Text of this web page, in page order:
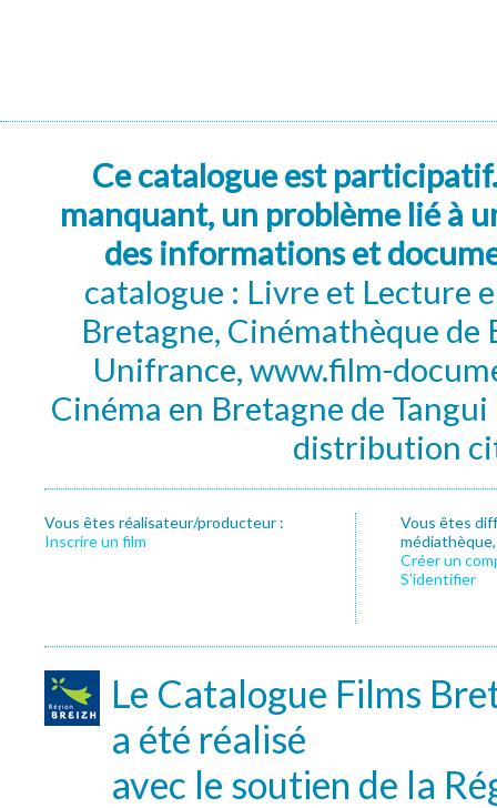
Ce catalogue est
manquant, un problème lié à
des informations et
catalogue : Livre et Lecture
Bretagne, Cinémathèque de
Unifrance, www.film-
Cinéma en Bretagne de
distribution
Vous êtes réalisateur/producteur :
Inscrire un film
Vous êtes
Créer un
S’identifier
Le Catalogue Films
a été réalisé
avec le soutien de la